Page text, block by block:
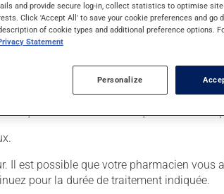
:
à la région affectée.
si c'est sur les mains que vous avez
Il est possible que votre pharmacien
pour la durée de traitement indiquée.
and provide secure log-in, collect statistics to optimise
Click 'Accept All' to save your cookie preferences and
of cookie types and additional preference options.
Statement
Personalize